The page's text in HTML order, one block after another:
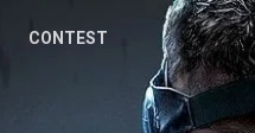
CONTEST